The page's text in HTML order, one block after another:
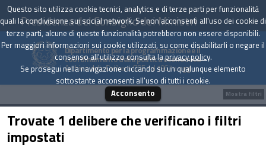
Presidenza del Consiglio dei Ministri
Dipartimento per la programmazione e il
coordinamento della politica economica
Archivio delle Delibere CIPE dal 1967 a oggi
Trovate 1 delibere che verificano i filtri
impostati
Mostra filtri
Questo sito utilizza cookie tecnici, analytics e di terze parti per funzionalità
quali la condivisione sui social network. Se non acconsenti all'uso dei cookie di
terze parti, alcune di queste funzionalità potrebbero non essere disponibili.
Per maggiori informazioni sui cookie utilizzati, su come disabilitarli o negare il
consenso all'utilizzo consulta laprivacy policy.
Se prosegui nella navigazione cliccando su un qualunque elemento
sottostante acconsenti all'uso di tutti i cookie.
Acconsento